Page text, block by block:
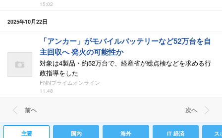
15:02
2025年10月22日
「アンカー」がモバイルバッテリーなど52万台を自
主回収へ 発火の可能性か
対象は4製品・約52万台で、経産省が総点検などを求める行
政指導をした
FNNプライムオンライン
11:48
前ヘ 次ヘ
主要 国内 海外 IT 経済 ス